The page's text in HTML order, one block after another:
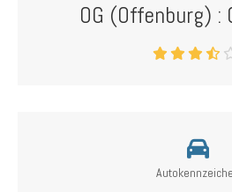
OG (Offenburg) :